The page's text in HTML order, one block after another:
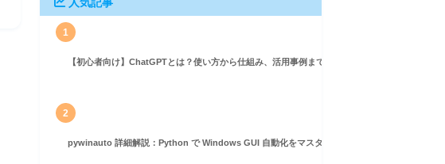
人気記事
1
【初心者向け】ChatGPTとは？使い方から仕組み、活用事例まで徹底解説
2
pywinauto 詳細解説：Python で Windows GUI 自動化をマスターしよう！